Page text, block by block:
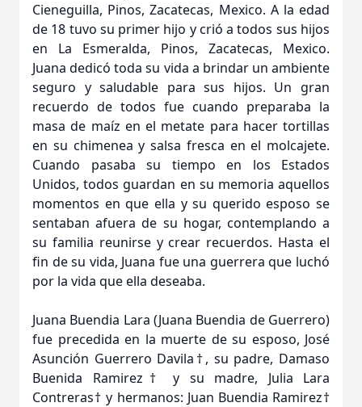
Cieneguilla, Pinos, Zacatecas, Mexico. A la edad
de 18 tuvo su primer hijo y crió a todos sus hijos
en La Esmeralda, Pinos, Zacatecas, Mexico.
Juana dedicó toda su vida a brindar un ambiente
seguro y saludable para sus hijos. Un gran
recuerdo de todos fue cuando preparaba la
masa de maíz en el metate para hacer tortillas
en su chimenea y salsa fresca en el molcajete.
Cuando pasaba su tiempo en los Estados
Unidos, todos guardan en su memoria aquellos
momentos en que ella y su querido esposo se
sentaban afuera de su hogar, contemplando a
su familia reunirse y crear recuerdos. Hasta el
fin de su vida, Juana fue una guerrera que luchó
por la vida que ella deseaba.
Juana Buendia Lara (Juana Buendia de Guerrero)
fue precedida en la muerte de su esposo, José
Asunción Guerrero Davila†, su padre, Damaso
Buenida Ramirez† y su madre, Julia Lara
Contreras† y hermanos: Juan Buendia Ramirez†